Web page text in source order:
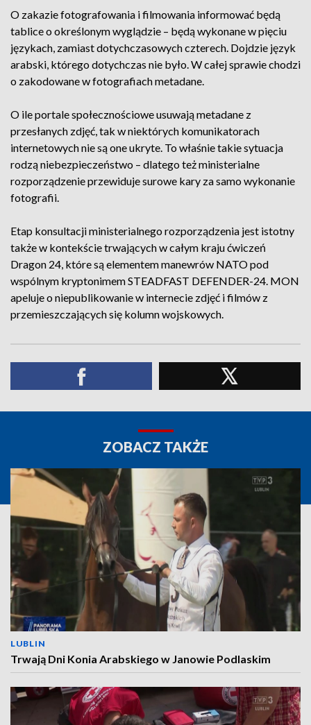
O zakazie fotografowania i filmowania informować będą
tablice o określonym wyglądzie – będą wykonane w pięciu
językach, zamiast dotychczasowych czterech. Dojdzie język
arabski, którego dotychczas nie było. W całej sprawie chodzi
o zakodowane w fotografiach metadane.
O ile portale społecznościowe usuwają metadane z
przesłanych zdjęć, tak w niektórych komunikatorach
internetowych nie są one ukryte. To właśnie takie sytuacja
rodzą niebezpieczeństwo – dlatego też ministerialne
rozporządzenie przewiduje surowe kary za samo wykonanie
fotografii.
Etap konsultacji ministerialnego rozporządzenia jest istotny
także w kontekście trwających w całym kraju ćwiczeń
Dragon 24, które są elementem manewrów NATO pod
wspólnym kryptonimem STEADFAST DEFENDER-24. MON
apeluje o niepublikowanie w internecie zdjęć i filmów z
przemieszczających się kolumn wojskowych.
ZOBACZ TAKŻE
LUBLIN
Trwają Dni Konia Arabskiego w Janowie Podlaskim